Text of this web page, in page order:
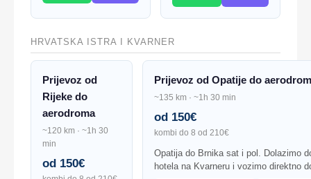
HRVATSKA ISTRA I KVARNER
Prijevoz od
Rijeke do
aerodroma
~120 km · ~1h 30
min
od 150€
Prijevoz od Opatije do
~135 km · ~1h 30 min
od 150€
kombi do 8 od 210€
Opatija do Brnika sat i pol. Dolazimo
hotela na Kvarneru i vozimo direktno